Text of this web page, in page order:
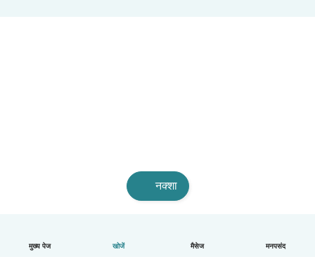
मुख्य पेज खोजें मैसेज मनपसंद
नक्शा